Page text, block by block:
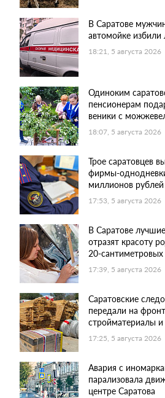
В Саратове
автомойке
18:21, 5 августа 2026
Одиноким
пенсионерам
веники с
18:07, 5 августа 2026
Трое саратовцев
фирмы-
миллионов рублей
17:53, 5 августа 2026
В Саратове
отразят красоту
20-сантиметровых
17:39, 5 августа 2026
Саратовские
передали на фронт
стройматериалы
17:25, 5 августа 2026
Авария с
парализовала
центре Саратова